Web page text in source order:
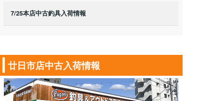
7/25本店中古釣具入荷情報
廿日市店中古入荷情報